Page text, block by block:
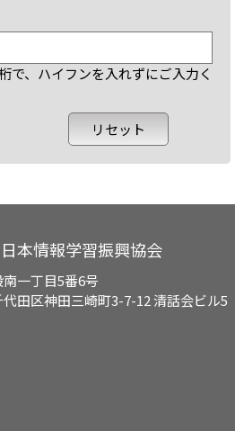
で、ハイフンを入れずにご入力く
本情報学習振興協会
一丁目5番6号
田区神田三崎町3-7-12 清話会ビル5